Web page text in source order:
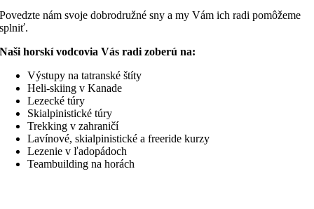
Povedzte nám svoje dobrodružné sny a my Vám ich radi pomôžeme
splniť.
Naši horskí vodcovia Vás radi zoberú na:
Výstupy na tatranské štíty
Heli-skiing v Kanade
Lezecké túry
Skialpinistické túry
Trekking v zahraničí
Lavínové, skialpinistické a freeride kurzy
Lezenie v ľadopádoch
Teambuilding na horách